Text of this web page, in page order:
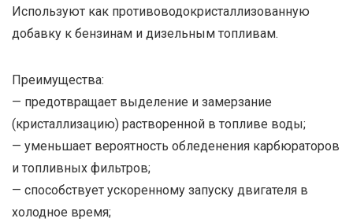
Используют как противоводокристаллизованную
добавку к бензинам и дизельным топливам.
Преимущества:
— предотвращает выделение и замерзание
(кристаллизацию) растворенной в топливе воды;
— уменьшает вероятность обледенения карбюраторов
и топливных фильтров;
— способствует ускоренному запуску двигателя в
холодное время;